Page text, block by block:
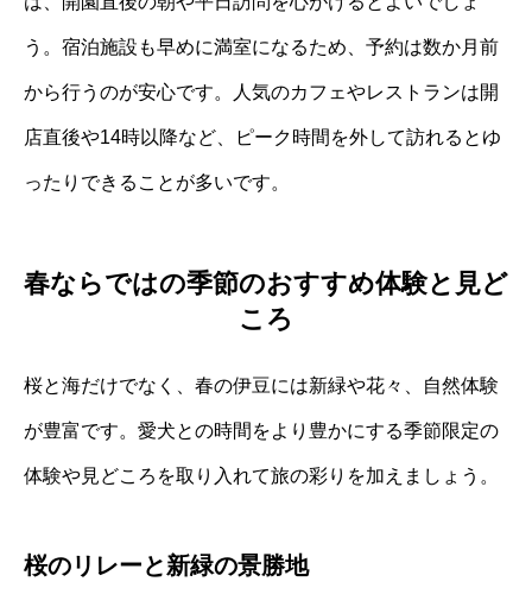
う。宿泊施設も早めに満室になるため、予約は数か月前
から行うのが安心です。人気のカフェやレストランは開
店直後や14時以降など、ピーク時間を外して訪れるとゆ
ったりできることが多いです。
春ならではの季節のおすすめ体験と見ど
ころ
桜と海だけでなく、春の伊豆には新緑や花々、自然体験
が豊富です。愛犬との時間をより豊かにする季節限定の
体験や見どころを取り入れて旅の彩りを加えましょう。
桜のリレーと新緑の景勝地